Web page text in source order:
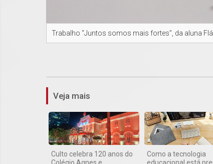
Trabalho “Juntos somos mais fortes”, da aluna
Veja mais
Culto celebra 120 anos do
Como a tecnologia